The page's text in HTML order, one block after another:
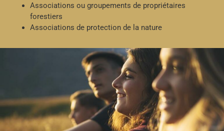
Associations ou groupements de propriétaires
forestiers
Associations de protection de la nature